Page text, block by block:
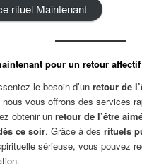
rituel Maintenant
pour un retouraffectif
le besoin d’unretour de
nous vous offrons des services
obtenir unretour de l’être
ce soir. Grâce à desrituels
sérieuse, vous pouvez